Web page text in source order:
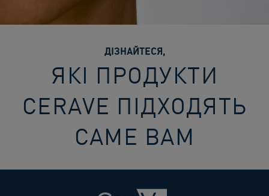
ДІЗНАЙТЕСЯ,
ЯКІ ПРОДУКТИ
CERAVE ПІДХОДЯТЬ
САМЕ ВАМ